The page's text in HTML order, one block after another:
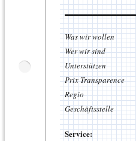
Was wir wollen
Wer wir sind
Unterstützen
Prix Transparence
Regio
Geschäftsstelle
Service: